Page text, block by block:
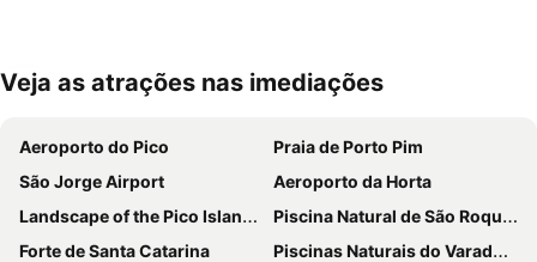
Ampliar mapa
Veja as atrações nas imediações
Aeroporto do Pico
Praia de Porto Pim
São Jorge Airport
Aeroporto da Horta
Landscape of the Pico Island Vineyard Culture
Piscina Natural de São Roque do Pico
Forte de Santa Catarina
Piscinas Naturais do Varadouro